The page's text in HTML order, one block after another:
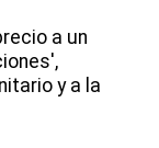
a un
y a la